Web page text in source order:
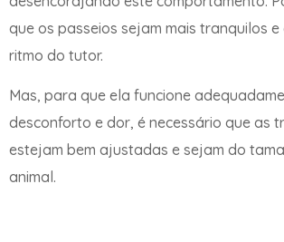
que os passeios sejam mais tranquilos e
ritmo do tutor.
Mas, para que ela funcione
desconforto e dor, é necessário que as
estejam bem ajustadas e sejam do
animal.